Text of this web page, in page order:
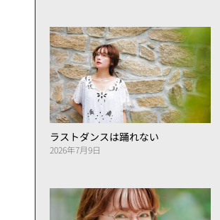
ラストダンスは踊れない
2026年7月9日